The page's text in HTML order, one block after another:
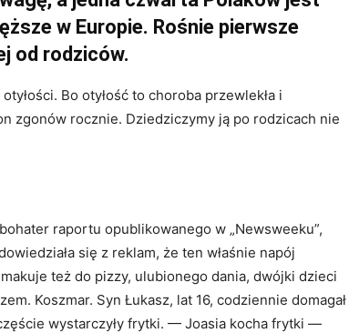
w Europie. Rośnie pierwsze
od rodziców.
Bo otyłość to choroba przewlekła i
zgonów rocznie. Dziedziczymy ją po rodzicach nie
raportu opublikowanego w „Newsweeku”,
się z reklam, że ten właśnie napój
też do pizzy, ulubionego dania, dwójki dzieci
Koszmar. Syn Łukasz, lat 16, codziennie domagał
wystarczyły frytki. — Joasia kocha frytki —